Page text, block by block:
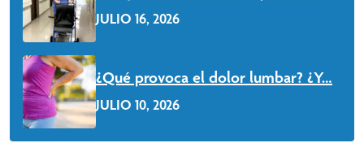
JULIO 16, 2026
¿Qué provoca el dolor lumbar? ¿Y…
JULIO 10, 2026